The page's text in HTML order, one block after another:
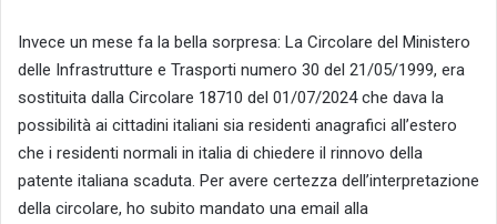
Invece un mese fa la bella sorpresa: La Circolare del Ministero
delle Infrastrutture e Trasporti numero 30 del 21/05/1999, era
sostituita dalla Circolare 18710 del 01/07/2024 che dava la
possibilità ai cittadini italiani sia residenti anagrafici all’estero
che i residenti normali in italia di chiedere il rinnovo della
patente italiana scaduta. Per avere certezza dell’interpretazione
della circolare, ho subito mandato una email alla